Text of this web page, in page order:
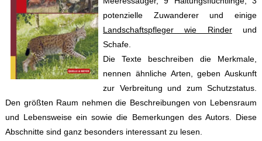
potenzielle Zuwanderer und einige
Landschaftspfleger wie Rinderund
Schafe.
Die Texte beschreiben die Merkmale,
nennen ähnliche Arten, geben Auskunft
zur Verbreitung und zum Schutzstatus.
Den größten Raum nehmen die Beschreibungen von Lebensraum
und Lebensweise ein sowie die Bemerkungen des Autors. Diese
Abschnitte sind ganz besonders interessant zu lesen.